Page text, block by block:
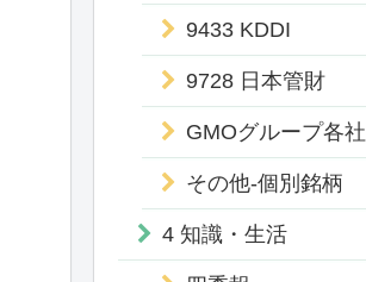
9433 KDDI
9728 日本管財
GMOグループ各社
その他-個別銘柄
4 知識・生活